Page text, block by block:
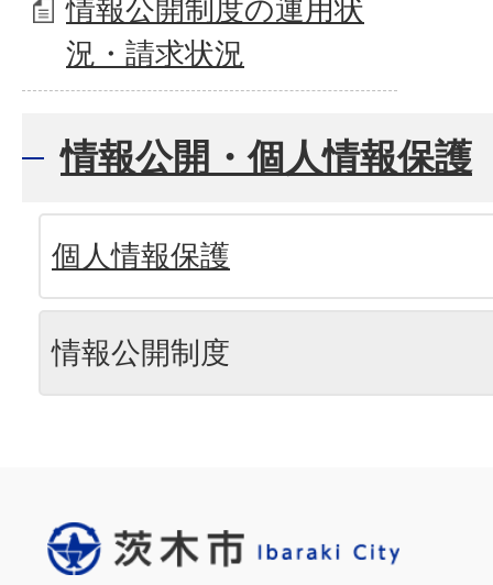
情報公開制度の運用状
況・請求状況
情報公開・個人情報保護
個人情報保護
情報公開制度